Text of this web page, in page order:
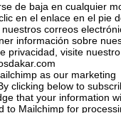
de baja en cualquier
en el enlace en el pie
correos
información sobre
privacidad, visite
as our marketing
clicking below to
that your information
to Mailchimp for